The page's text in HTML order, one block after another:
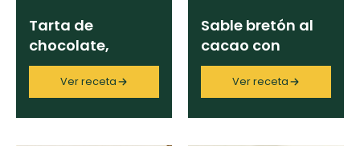
Tarta de
chocolate,
menta y frutas
Ver receta
Sable bretón al
cacao con
albaricoques y
chocolate
Ver receta